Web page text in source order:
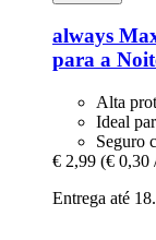
always
para a
Alta
Ideal
Seguro
€ 2,99 (€ 0,30
Entrega até